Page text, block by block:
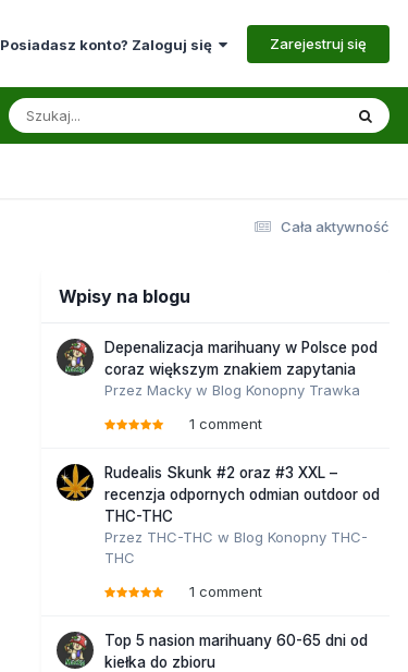
Posiadasz konto? Zaloguj się Zarejestruj się
Cała aktywność
Wpisy na blogu
Depenalizacja marihuany w Polsce pod
coraz większym znakiem zapytania
Przez Macky w Blog Konopny Trawka
1 comment
Rudealis Skunk #2 oraz #3 XXL –
recenzja odpornych odmian outdoor od
THC-THC
Przez THC-THC w Blog Konopny THC-
THC
1 comment
Top 5 nasion marihuany 60-65 dni od
kiełka do zbioru